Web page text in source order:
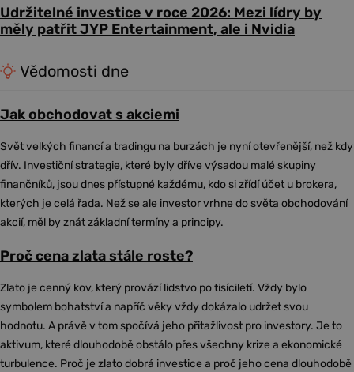
Udržitelné investice v roce 2026: Mezi lídry by
měly patřit JYP Entertainment, ale i Nvidia
Vědomosti dne
Jak obchodovat s akciemi
Svět velkých financí a tradingu na burzách je nyní otevřenější, než kdy
dřív. Investiční strategie, které byly dříve výsadou malé skupiny
finančníků, jsou dnes přístupné každému, kdo si zřídí účet u brokera,
kterých je celá řada. Než se ale investor vrhne do světa obchodování
akcií, měl by znát základní termíny a principy.
Proč cena zlata stále roste?
Zlato je cenný kov, který provází lidstvo po tisíciletí. Vždy bylo
symbolem bohatství a napříč věky vždy dokázalo udržet svou
hodnotu. A právě v tom spočívá jeho přitažlivost pro investory. Je to
aktivum, které dlouhodobě obstálo přes všechny krize a ekonomické
turbulence. Proč je zlato dobrá investice a proč jeho cena dlouhodobě